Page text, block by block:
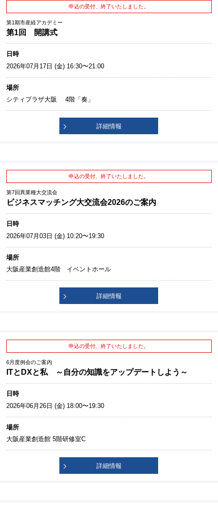
申込の受付、終了いたしました。
第1期市産経アカデミー
第1回 開講式
日時
2026年07月17日 (金) 16:30〜21:00
場所
シティプラザ大阪 4階「奏」
詳細情報
申込の受付、終了いたしました。
第7回異業種大交流会
ビジネスマッチング大交流会2026のご案内
日時
2026年07月03日 (金) 10:20〜19:30
場所
大阪産業創造館4階 イベントホール
詳細情報
申込の受付、終了いたしました。
6月度例会のご案内
ITとDXと私 ～自分の知識をアップデートしよう～
日時
2026年06月26日 (金) 18:00〜19:30
場所
大阪産業創造館 5階研修室C
詳細情報